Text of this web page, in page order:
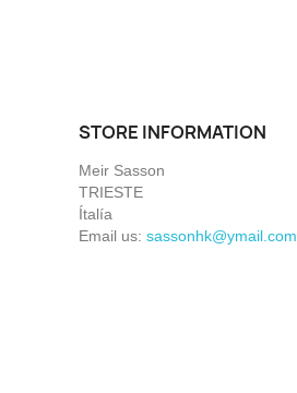
STORE INFORMATION
Meir Sasson
TRIESTE
Ítalía
Email us: sassonhk@ymail.com